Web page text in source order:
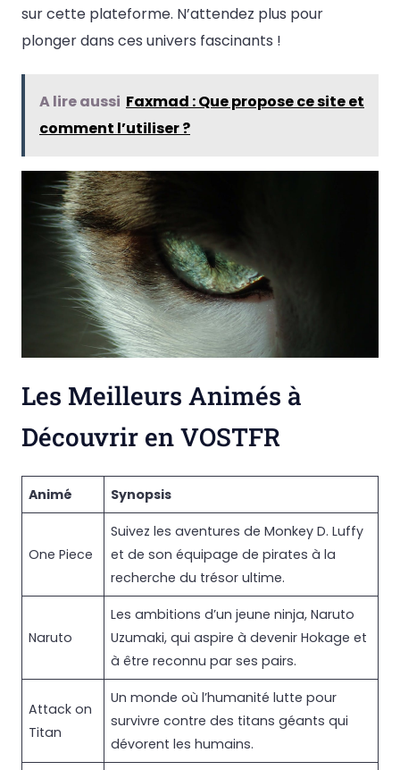
sur cette plateforme. N’attendez plus pour
plonger dans ces univers fascinants !
A lire aussi Faxmad : Que propose ce site et
comment l’utiliser ?
Les Meilleurs Animés à
Découvrir en VOSTFR
Animé Synopsis
One Piece
Suivez les aventures de Monkey D. Luffy
et de son équipage de pirates à la
recherche du trésor ultime.
Naruto
Les ambitions d’un jeune ninja, Naruto
Uzumaki, qui aspire à devenir Hokage et
à être reconnu par ses pairs.
Attack on
Titan
Un monde où l’humanité lutte pour
survivre contre des titans géants qui
dévorent les humains.